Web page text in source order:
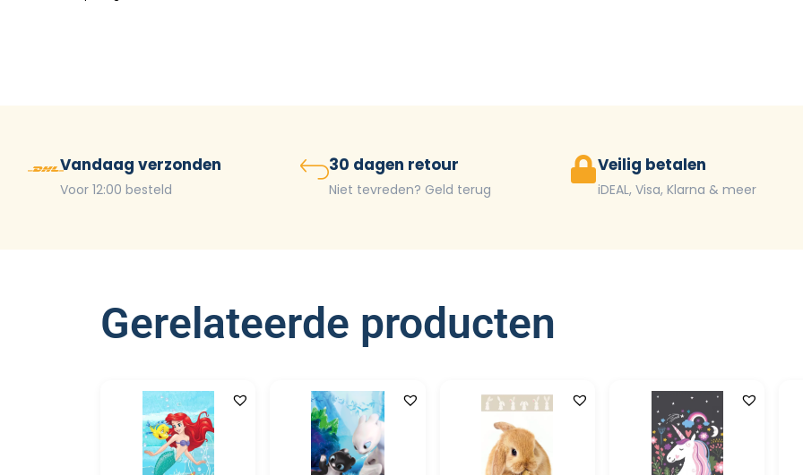
Vandaag verzonden
Voor 12:00 besteld
30 dagen retour
Niet tevreden? Geld terug
Veilig betalen
iDEAL, Visa, Klarna & meer
Gerelateerde producten